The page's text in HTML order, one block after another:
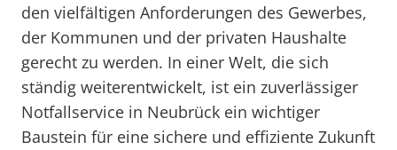
den vielfältigen Anforderungen des Gewerbes,
der Kommunen und der privaten Haushalte
gerecht zu werden. In einer Welt, die sich
ständig weiterentwickelt, ist ein zuverlässiger
Notfallservice in Neubrück ein wichtiger
Baustein für eine sichere und effiziente Zukunft